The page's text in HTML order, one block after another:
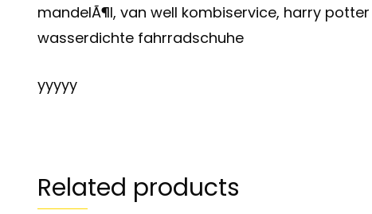
mandelÃ¶l, van well kombiservice, harry
wasserdichte fahrradschuhe
yyyyy
Related products